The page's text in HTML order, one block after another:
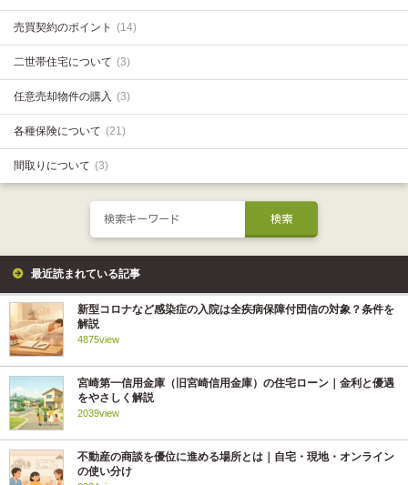
売買契約のポイント (14)
二世帯住宅について (3)
任意売却物件の購入 (3)
各種保険について (21)
間取りについて (3)
最近読まれている記事
新型コロナなど感染症の入院は全疾病保障付団信の対象？条件を
解説
4875view
宮崎第一信用金庫（旧宮崎信用金庫）の住宅ローン｜金利と優遇
をやさしく解説
2039view
不動産の商談を優位に進める場所とは｜自宅・現地・オンライン
の使い分け